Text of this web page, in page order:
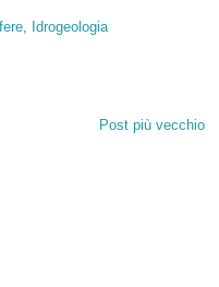
, Idrogeologia
Post più vecchio